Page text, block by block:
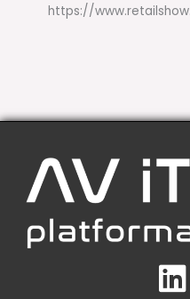
https://